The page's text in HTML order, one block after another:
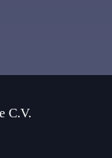
C.V.